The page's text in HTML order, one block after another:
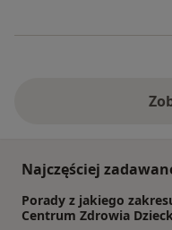
Najczęściej
Porady z jakiego
Centrum Zdrowia